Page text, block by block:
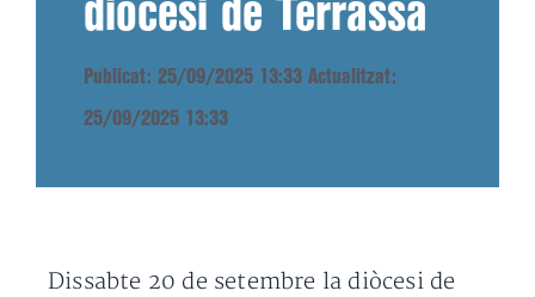
diòcesi de Terrassa
Publicat: 25/09/2025 13:33 Actualitzat:
25/09/2025 13:33
Dissabte 20 de setembre la diòcesi de